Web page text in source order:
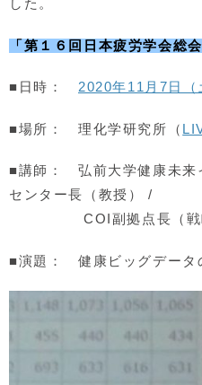
した。
「第１６回日本疲労学会総
■日時： 2020年11月7日
■場所： 理化学研究所（
■講師： 弘前大学健康未来
センター長（教授） /
COI副拠点長（戦略
■演題： 健康ビッグデータ